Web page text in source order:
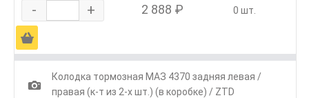
- + 2 888 ₽ 0 шт.
Ä
1
Колодка тормозная МАЗ 4370 задняя левая /
правая (к-т из 2-х шт.) (в коробке) / ZTD